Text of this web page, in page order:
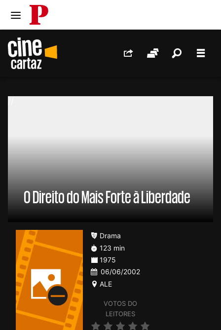
Ir para o conteúdo
Ir para navegação principal
Redes Sociais
Sessões
O Direito do Mais Forte à Liberdade
VOTOS DO
LEITORES
Drama
123 min
1975
06/06/2002
ALE